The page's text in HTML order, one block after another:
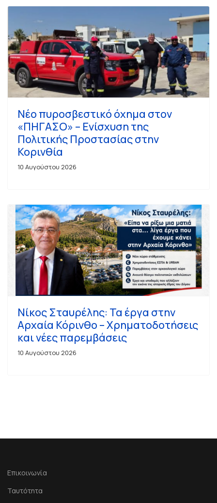
Νέο πυροσβεστικό όχημα στον
«ΠΗΓΑΣΟ» – Ενίσχυση της
Πολιτικής Προστασίας στην
Κορινθία
10 Αυγούστου 2026
Νίκος Σταυρέλης: Τα έργα στην
Αρχαία Κόρινθο – Χρηματοδοτήσεις
και νέες παρεμβάσεις
10 Αυγούστου 2026
Επικοινωνία
Ταυτότητα